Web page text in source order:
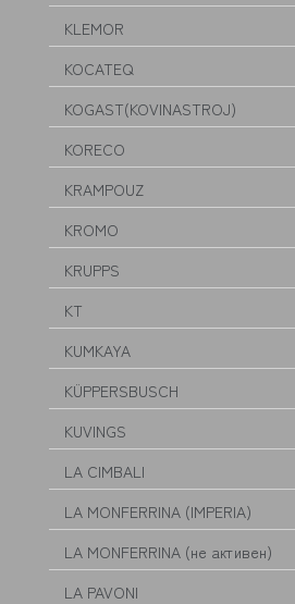
KLEMOR
KOCATEQ
KOGAST(KOVINASTROJ)
KORECO
KRAMPOUZ
KROMO
KRUPPS
KT
KUMKAYA
KÜPPERSBUSCH
KUVINGS
LA CIMBALI
LA MONFERRINA (IMPERIA)
LA MONFERRINA (не активен)
LA PAVONI